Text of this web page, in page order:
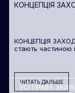
КОНЦЕПЦІЯ
КОНЦЕПЦІЯ
стають частиною
ЧИТАТЬ ДАЛЬШЕ
УСІ ПРАВА